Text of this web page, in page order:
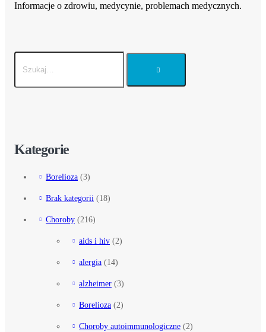
Informacje o zdrowiu, medycynie, problemach medycznych.
Kategorie
Borelioza (3)
Brak kategorii (18)
Choroby (216)
aids i hiv (2)
alergia (14)
alzheimer (3)
Borelioza (2)
Choroby autoimmunologiczne (2)